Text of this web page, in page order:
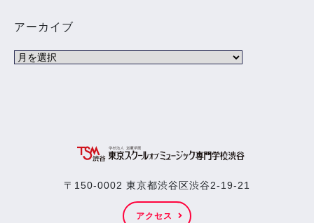
アーカイブ
〒150-0002 東京都渋谷区渋谷2-19-21
アクセス